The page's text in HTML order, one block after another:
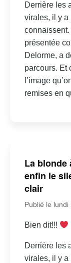
Derrière les
virales, il y a
présentée
Delorme, a
parcours. Et
l’image
remises en
La blonde
enfin le
clair
Publié le
Bien dit!!!
Derrière les
virales, il y a